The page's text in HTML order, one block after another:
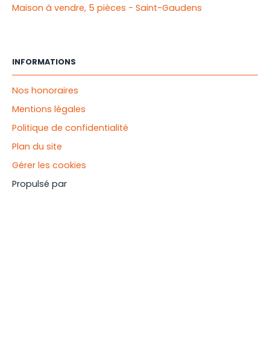
Maison à vendre, 5 pièces - Saint-Gaudens
INFORMATIONS
Nos honoraires
Mentions légales
Politique de confidentialité
Plan du site
Gérer les cookies
Propulsé par